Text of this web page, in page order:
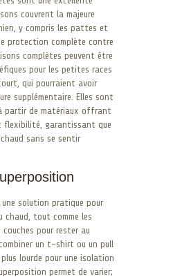
couvrent la majeure
y compris les pattes et
protection complète contre
complètes peuvent être
pour les petites races
qui pourraient avoir
supplémentaire. Elles sont
partir de matériaux offrant
garantissant que
sans se sentir
solution pratique pour
chaud, tout comme les
pour rester au
un t-shirt ou un pull
lourde pour une isolation
permet de varier;